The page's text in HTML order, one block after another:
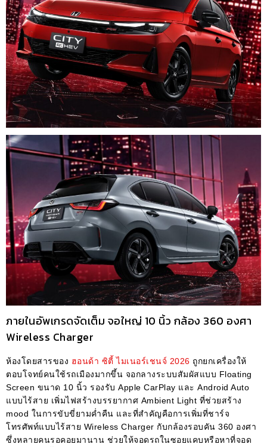
ภายในอัพเกรดจัดเต็ม จอใหญ่ 10 นิ้ว กล้อง 360 องศา
Wireless Charger
ห้องโดยสารของ ฮอนด้า ซิตี้ ไมเนอร์เชนจ์ 2026 ถูกยกเครื่องให้
ตอบโจทย์คนใช้รถเมืองมากขึ้น จอกลางระบบสัมผัสแบบ Floating
Screen ขนาด 10 นิ้ว รองรับ Apple CarPlay และ Android Auto
แบบไร้สาย เพิ่มไฟสร้างบรรยากาศ Ambient Light ที่ช่วยสร้าง
mood ในการขับขี่ยามค่ำคืน และที่สำคัญคือการเพิ่มที่ชาร์จ
โทรศัพท์แบบไร้สาย Wireless Charger กับกล้องรอบคัน 360 องศา
ซึ่งหลายคนรอคอยมานาน ช่วยให้จอดรถในซอยแคบหรือหาที่จอด